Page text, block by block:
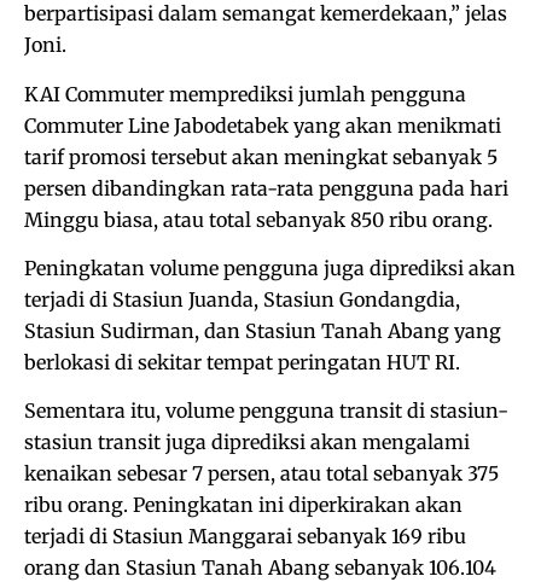
berpartisipasi dalam semangat kemerdekaan,” jelas
Joni.
KAI Commuter memprediksi jumlah pengguna
Commuter Line Jabodetabek yang akan menikmati
tarif promosi tersebut akan meningkat sebanyak 5
persen dibandingkan rata-rata pengguna pada hari
Minggu biasa, atau total sebanyak 850 ribu orang.
Peningkatan volume pengguna juga diprediksi akan
terjadi di Stasiun Juanda, Stasiun Gondangdia,
Stasiun Sudirman, dan Stasiun Tanah Abang yang
berlokasi di sekitar tempat peringatan HUT RI.
Sementara itu, volume pengguna transit di stasiun-
stasiun transit juga diprediksi akan mengalami
kenaikan sebesar 7 persen, atau total sebanyak 375
ribu orang. Peningkatan ini diperkirakan akan
terjadi di Stasiun Manggarai sebanyak 169 ribu
orang dan Stasiun Tanah Abang sebanyak 106.104